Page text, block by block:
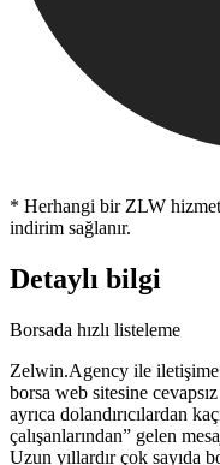
* Herhangi bir ZLW
indirim sağlanır.
Detaylı bilgi
Borsada hızlı listeleme
Zelwin.Agency ile iletişime
borsa web sitesine
ayrıca dolandırıcılardan
çalışanlarından” gelen
Uzun yıllardır çok sayıda